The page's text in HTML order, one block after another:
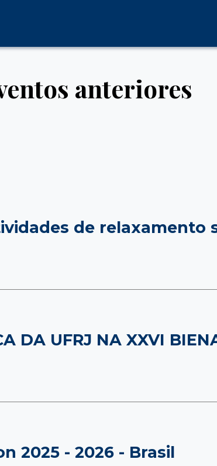
anteriores
de relaxamento
DA UFRJ NA XXVI
2025 - 2026 - Brasil